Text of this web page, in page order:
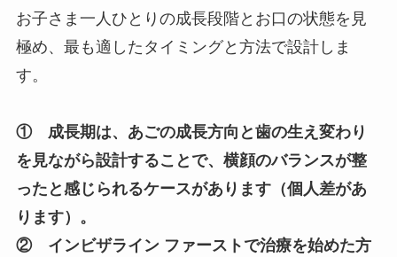
お子さま一人ひとりの成長段階とお口の状態を見
極め、最も適したタイミングと方法で設計しま
す。
① 成長期は、あごの成長方向と歯の生え変わり
を見ながら設計することで、横顔のバランスが整
ったと感じられるケースがあります（個人差があ
ります）。
② インビザライン ファーストで治療を始めた方